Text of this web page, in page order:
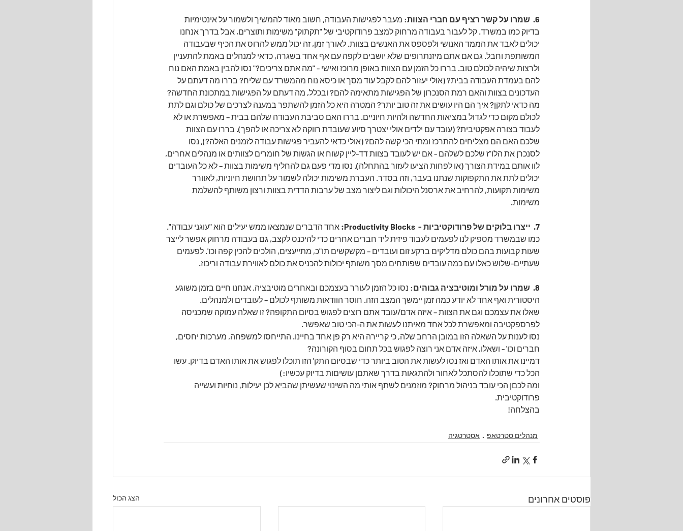
6.  שמרו על קשר רציף עם חברי הצוות
: מעבר לפגישות העבודה, חשוב מאוד להמשיך ולשמור על אינטימיות
בדיוק כמו במשרד. קל לעבור בעבודה מרחוק למצב פרודוקטיבי של "תקתוק" משימות ותוצרים, אבל בדרך אנחנו
יכולים לאבד את הממד האנושי ולפספס את האנשים בצוות. לאורך זמן, זה יכול ממש להרוס את הכיף שבעבודה
המשותפת וחבל. גם אם אתם מיזנתרופים שלא יושבים לקפה עם אף אחד בשגרה, כדאי למנהלים באמת להתעניין
ולרצות שיהיה לכולם טוב. בררו כל הזמן עם הצוות באופן מרוכז ואישי - "מה אתם צריכים?" נסו להבין באמת האם נוח
להם בעמדת העבודה בבית? (אולי יעזור להם לקבל עוד מסך או כיסא נוח מהמשרד עם שליח? בררו מה דעתם על
העדכונים בצוות והאם רמת הסנכרון של הפגישות מתאימה להם? ובכלל, מה דעתם על הפגישות במתכונת החדשה?
מה כדאי לתקן? איך הם היו עושים את זה טוב יותר? המטרה היא כל הזמן להשתפר במענה לצרכים של כולם וגם לתת
לכולם מקום כדי לגדול במציאות החדשה ולהיות חיוניים. בררו האם סביבת העבודה שלהם בבית – מאפשרת או לא
לעבוד בצורה אפקטיבית? (עובד עם ילדים אולי יצטרך סיוע שעובדת רווקה לא צריכה או להפך). בררו עם הצוות
שלכם האם הם מצליחים להתרכז ומתי הכי קשה להם? (אולי כדאי להעביר פגישות עבודה לזמנים האלה?), נסו
לסנכרן את הלו"ז שלכם לשלהם - אם יש לעובד בצוות דד-ליין קשוח או הגשות של חומרים לצוותים או מנהלים אחרים,
לוו אותם במידת הצורך (או לפחות הציעו לעזור בהתחלה). נסו מדי פעם גם להחליף משימות בצוות – לא כל העובדים
יכולים לתת את התקפוקות שנתנו בעבר, וזה בסדר. העברת משימות יכולה לשמור על תחושת חיוניות, לאוורר
משימות תקועות, להרחיב את ארסנל היכולות וגם ליצור מצב של ערבות הדדית בצוות ורצון משותף להשלמת
משימות.
7.  ייצרו בלוקים של פרודוקטיביות -  Productivity Blocks:
אחד הדברים שנמצאו ממש יעילים הוא "עוגני עבודה".
כמו שבמשרד מספיק לנו לפעמים לעבוד פיזית ליד חברים אחרים כדי להיכנס לקצב, גם בעבודה מרחוק אפשר לייצר
שעות קבועות בהם כולם מדליקים ברקע זום ועובדים – מקשקשים תו"כ, מתייעצים, הולכים להכין קפה וכו'. לפעמים
שעתיים-שלוש כאלו עם כמה עובדים שפותחים מסך משותף יכולות להכניס את כולם לאווירת עבודה וריכוז.
8.  שמרו על מורל ומוטיבציה גבוהים
: נסו כל הזמן לעורר בעצמכם ובאחרים מוטיבציה. אנחנו חיים בזמן משוגע
היסטורית ואף אחד לא יודע כמה זמן יימשך המצב הזה. חוסר הוודאות משותף לכולם – לעובדים ולמנהלים.
שאלו את עצמכם וגם את הצוות – איזה אדם/עובד אתם רוצים לפגוש בסיום התקופה? זו שאלה עמוקה שמכניסה
לפרספקטיבה ומאפשרת לכל אחד מאיתנו לעשות את ה-הכי טוב שאפשר.
נסו לענות על השאלה הזו במובן הרחב שלה, כי קריירה היא רק פן אחד בחיינו. התייחסו למשפחה, מערכות יחסים,
חברים וכו' - ושאלו, איזה אדם אני רוצה לפגוש בכל תחום בסוף הקורונה?
דמיינו את אותו האדם ואז נסו לעשות את הטוב ביותר כדי שבסיום התק' הזו תוכלו לפגוש את אותו האדם בדיוק. עשו
הכל כדי שתוכלו להסתכל לאחור ולהתגאות בדרך שאתםן עושיםות בדיוק עכשיו:)
ומה לכםן הכי עובד בניהול מרחוק? מוזמנים לשתף אותי מה השינוי שעשיתן שהביא לכן יעילות, נוחיות ועשייה
פרודוקטיבית.
בהצלחה!
מנהלים סטרטאפ אסטרטגיה
פוסטים אחרונים הצג הכול